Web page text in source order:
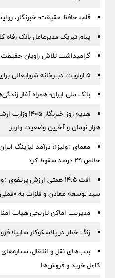
قلم، حافظ حقیقت؛ خبرنگار،
پیام تبریک مدیرعامل بانک رفاه
گرامیداشت تلاش راویان
5 اولویت دبیرخانه شورایعالی برای تحول در مناطق آزاد
بانک ملی ایران؛ همراه آغاز
هزار تومان و آخرین وضعیت واریز
خالص ۴۹ درصد سقوط کرد
افت ۱۴.۵ همتی ارزش
سبد توسعه معادن و فلزات به
مدیریت اماکن تاریخی،هیات
زنگ خطر در پلاسکوکار سایپا؛ فروش
بمب‌های نقل و انتقال،
کامل خرید و فروش‌ها